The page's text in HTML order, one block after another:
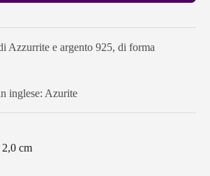
Azzurrite e argento 925, di forma
inglese: Azurite
cm